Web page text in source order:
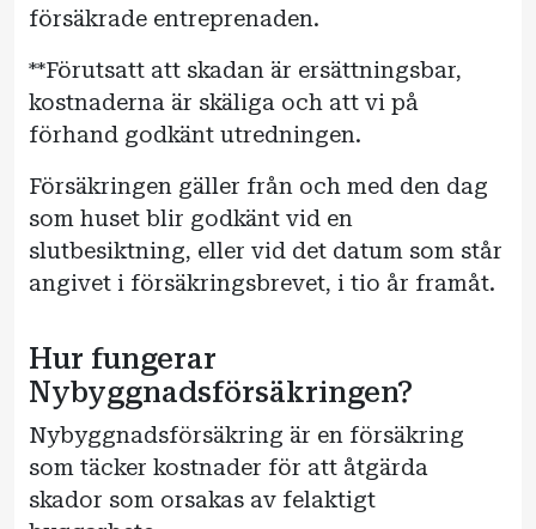
försäkrade entreprenaden.
**Förutsatt att skadan är ersättningsbar,
kostnaderna är skäliga och att vi på
förhand godkänt utredningen.
Försäkringen gäller från och med den dag
som huset blir godkänt vid en
slutbesiktning, eller vid det datum som står
angivet i försäkringsbrevet, i tio år framåt.
Hur fungerar
Nybyggnadsförsäkringen?
Nybyggnadsförsäkring är en försäkring
som täcker kostnader för att åtgärda
skador som orsakas av felaktigt